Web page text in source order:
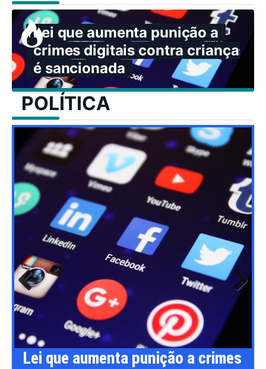
Lei que aumenta punição a
crimes digitais contra crianças
é sancionada
POLÍTICA
Lei que aumenta punição a crimes
Previ
ous
Next